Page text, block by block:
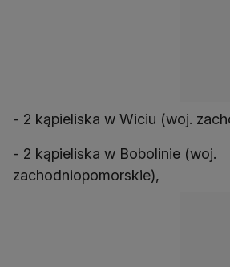
- 2 kąpieliska w Wiciu (woj.
- 2 kąpieliska w Bobolinie (woj.
zachodniopomorskie),